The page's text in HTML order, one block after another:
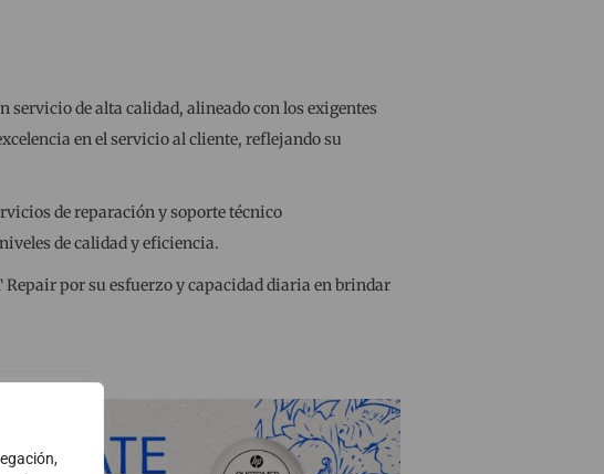
servicio de alta calidad, alineado con los exigentes
en el servicio al cliente, reflejando su
de reparación y soporte técnico
de calidad y eficiencia.
Repair por su esfuerzo y capacidad diaria en brindar